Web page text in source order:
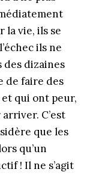
la vie, ils se
ils ne
des dizaines
de faire des
et qui ont peur,
C’est
que les
qu’un
! Il ne s’agit